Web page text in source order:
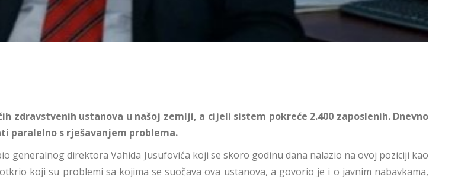
ustanova u našoj zemlji, a cijeli sistem pokreće 2.400 zaposlenih. Dnevno
paralelno s rješavanjem problema.
generalnog direktora Vahida Jusufovića koji se skoro godinu dana nalazio na ovoj poziciji kao
koji su problemi sa kojima se suočava ova ustanova, a govorio je i o javnim nabavkama,